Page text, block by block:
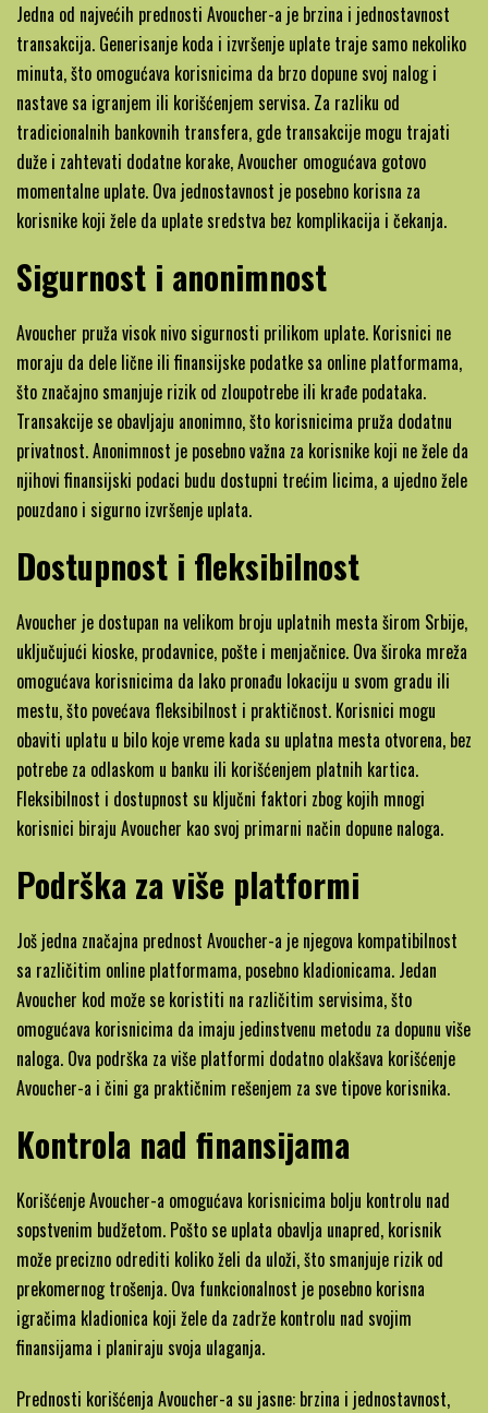
Jedna od najvećih prednosti Avoucher-a je brzina i jednostavnost
transakcija. Generisanje koda i izvršenje uplate traje samo nekoliko
minuta, što omogućava korisnicima da brzo dopune svoj nalog i
nastave sa igranjem ili korišćenjem servisa. Za razliku od
tradicionalnih bankovnih transfera, gde transakcije mogu trajati
duže i zahtevati dodatne korake, Avoucher omogućava gotovo
momentalne uplate. Ova jednostavnost je posebno korisna za
korisnike koji žele da uplate sredstva bez komplikacija i čekanja.
Sigurnost i anonimnost
Avoucher pruža visok nivo sigurnosti prilikom uplate. Korisnici ne
moraju da dele lične ili finansijske podatke sa online platformama,
što značajno smanjuje rizik od zloupotrebe ili krađe podataka.
Transakcije se obavljaju anonimno, što korisnicima pruža dodatnu
privatnost. Anonimnost je posebno važna za korisnike koji ne žele da
njihovi finansijski podaci budu dostupni trećim licima, a ujedno žele
pouzdano i sigurno izvršenje uplata.
Dostupnost i fleksibilnost
Avoucher je dostupan na velikom broju uplatnih mesta širom Srbije,
uključujući kioske, prodavnice, pošte i menjačnice. Ova široka mreža
omogućava korisnicima da lako pronađu lokaciju u svom gradu ili
mestu, što povećava fleksibilnost i praktičnost. Korisnici mogu
obaviti uplatu u bilo koje vreme kada su uplatna mesta otvorena, bez
potrebe za odlaskom u banku ili korišćenjem platnih kartica.
Fleksibilnost i dostupnost su ključni faktori zbog kojih mnogi
korisnici biraju Avoucher kao svoj primarni način dopune naloga.
Podrška za više platformi
Još jedna značajna prednost Avoucher-a je njegova kompatibilnost
sa različitim online platformama, posebno kladionicama. Jedan
Avoucher kod može se koristiti na različitim servisima, što
omogućava korisnicima da imaju jedinstvenu metodu za dopunu više
naloga. Ova podrška za više platformi dodatno olakšava korišćenje
Avoucher-a i čini ga praktičnim rešenjem za sve tipove korisnika.
Kontrola nad finansijama
Korišćenje Avoucher-a omogućava korisnicima bolju kontrolu nad
sopstvenim budžetom. Pošto se uplata obavlja unapred, korisnik
može precizno odrediti koliko želi da uloži, što smanjuje rizik od
prekomernog trošenja. Ova funkcionalnost je posebno korisna
igračima kladionica koji žele da zadrže kontrolu nad svojim
finansijama i planiraju svoja ulaganja.
Prednosti korišćenja Avoucher-a su jasne: brzina i jednostavnost,